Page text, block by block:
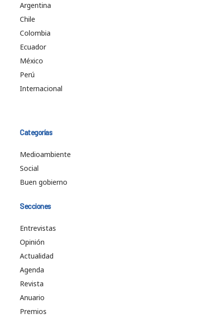
Argentina
Chile
Colombia
Ecuador
México
Perú
Internacional
Categorías
Medioambiente
Social
Buen gobierno
Secciones
Entrevistas
Opinión
Actualidad
Agenda
Revista
Anuario
Premios